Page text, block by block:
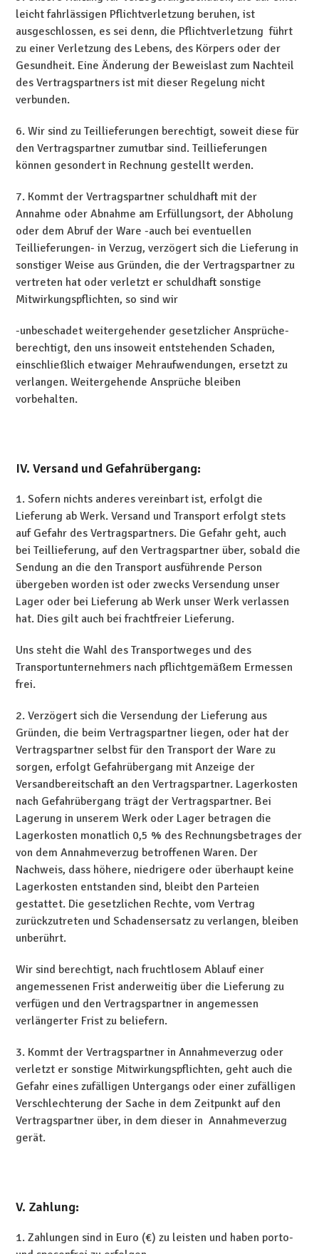
leicht fahrlässigen Pflichtverletzung beruhen, ist
ausgeschlossen, es sei denn, die Pflichtverletzung führt
zu einer Verletzung des Lebens, des Körpers oder der
Gesundheit. Eine Änderung der Beweislast zum Nachteil
des Vertragspartners ist mit dieser Regelung nicht
verbunden.
6. Wir sind zu Teillieferungen berechtigt, soweit diese für
den Vertragspartner zumutbar sind. Teillieferungen
können gesondert in Rechnung gestellt werden.
7. Kommt der Vertragspartner schuldhaft mit der
Annahme oder Abnahme am Erfüllungsort, der Abholung
oder dem Abruf der Ware -auch bei eventuellen
Teillieferungen- in Verzug, verzögert sich die Lieferung in
sonstiger Weise aus Gründen, die der Vertragspartner zu
vertreten hat oder verletzt er schuldhaft sonstige
Mitwirkungspflichten, so sind wir
-unbeschadet weitergehender gesetzlicher Ansprüche-
berechtigt, den uns insoweit entstehenden Schaden,
einschließlich etwaiger Mehraufwendungen, ersetzt zu
verlangen. Weitergehende Ansprüche bleiben
vorbehalten.
IV. Versand und Gefahrübergang:
1. Sofern nichts anderes vereinbart ist, erfolgt die
Lieferung ab Werk. Versand und Transport erfolgt stets
auf Gefahr des Vertragspartners. Die Gefahr geht, auch
bei Teillieferung, auf den Vertragspartner über, sobald die
Sendung an die den Transport ausführende Person
übergeben worden ist oder zwecks Versendung unser
Lager oder bei Lieferung ab Werk unser Werk verlassen
hat. Dies gilt auch bei frachtfreier Lieferung.
Uns steht die Wahl des Transportweges und des
Transportunternehmers nach pflichtgemäßem Ermessen
frei.
2. Verzögert sich die Versendung der Lieferung aus
Gründen, die beim Vertragspartner liegen, oder hat der
Vertragspartner selbst für den Transport der Ware zu
sorgen, erfolgt Gefahrübergang mit Anzeige der
Versandbereitschaft an den Vertragspartner. Lagerkosten
nach Gefahrübergang trägt der Vertragspartner. Bei
Lagerung in unserem Werk oder Lager betragen die
Lagerkosten monatlich 0,5 % des Rechnungsbetrages der
von dem Annahmeverzug betroffenen Waren. Der
Nachweis, dass höhere, niedrigere oder überhaupt keine
Lagerkosten entstanden sind, bleibt den Parteien
gestattet. Die gesetzlichen Rechte, vom Vertrag
zurückzutreten und Schadensersatz zu verlangen, bleiben
unberührt.
Wir sind berechtigt, nach fruchtlosem Ablauf einer
angemessenen Frist anderweitig über die Lieferung zu
verfügen und den Vertragspartner in angemessen
verlängerter Frist zu beliefern.
3. Kommt der Vertragspartner in Annahmeverzug oder
verletzt er sonstige Mitwirkungspflichten, geht auch die
Gefahr eines zufälligen Untergangs oder einer zufälligen
Verschlechterung der Sache in dem Zeitpunkt auf den
Vertragspartner über, in dem dieser in Annahmeverzug
gerät.
V. Zahlung:
1. Zahlungen sind in Euro (€) zu leisten und haben porto-